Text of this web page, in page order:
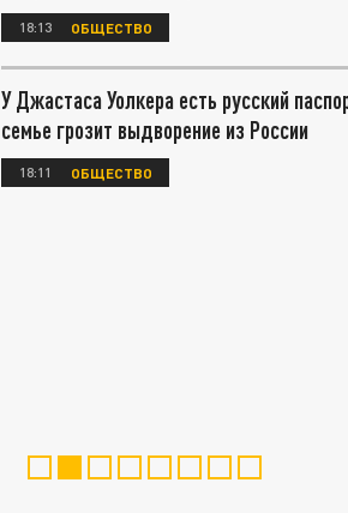
18:13 ОБЩЕСТВО
У Джастаса Уолкера есть русский
семье грозит выдворение из России
18:11 ОБЩЕСТВО